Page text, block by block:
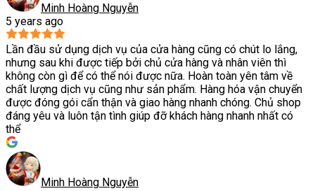
Minh Hoàng Nguyễn
5 years ago
Lần đầu sử dụng dịch vụ của cửa hàng cũng có chút lo lắng,
nhưng sau khi được tiếp bởi chủ cửa hàng và nhân viên thì
không còn gì để có thể nói được nữa. Hoàn toàn yên tâm về
chất lượng dịch vụ cũng như sản phẩm. Hàng hóa vận chuyển
được đóng gói cẩn thận và giao hàng nhanh chóng. Chủ shop
đáng yêu và luôn tận tình giúp đỡ khách hàng nhanh nhất có
thể
Minh Hoàng Nguyễn